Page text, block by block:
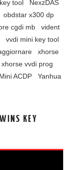
tool
NexzDAS
obdstar x300 dp
cgdi mb
vident
vvdi mini key tool
xhorse
xhorse vvdi prog
ACDP
Yanhua
KEY